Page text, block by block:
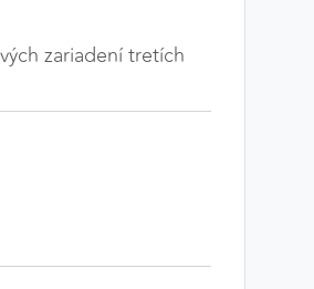
zariadení tretích